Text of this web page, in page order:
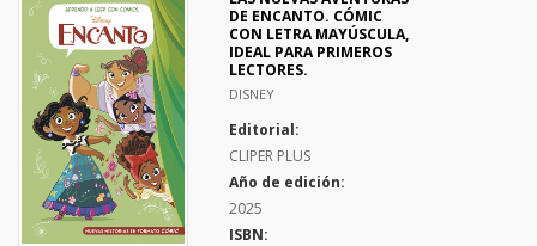
DE ENCANTO. CÓMIC
CON LETRA MAYÚSCULA,
IDEAL PARA PRIMEROS
LECTORES.
DISNEY
Editorial:
CLIPER PLUS
Año de edición:
2025
ISBN: